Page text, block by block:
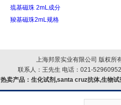
巯基磁珠 2mL成分
羧基磁珠2mL规格
上海邦景实业有限公司 版权所
联系人：王先生 电话：021-
热卖产品： 生化试剂,santa cruz抗体,生物